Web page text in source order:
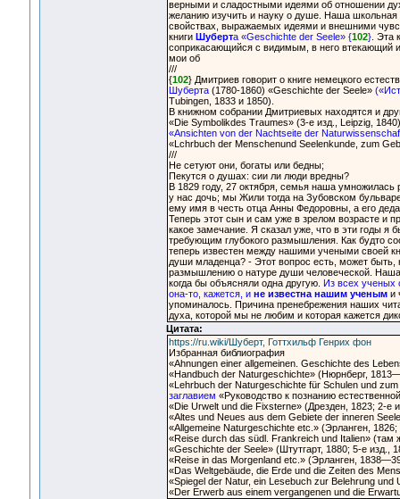
верными и сладостными идеями об отношении
желанию изучить и науку о душе. Наша школьная
свойствах, выражаемых идеями и внешними
книги Шуберта «Geschichte der Seele» {102}. Эта
соприкасающийся с видимым, в него втекающий
мои об
///
{102} Дмитриев говорит о книге немецкого
Шуберта(1780-1860) «Geschichte der Seele»
Tubingen, 1833 и 1850).
В книжном собрании Дмитриевых находятся и
«Die Symbolikdes Traumes» (3-е изд., Leipzig,
«Ansichten von der Nachtseite der
«Lchrbuch der Menschenund Seelenkunde, zum
///
Не сетуют они, богаты или бедны;
Пекутся о душах: сии ли люди вредны?
В 1829 году, 27 октября, семья наша
у нас дочь; мы Жили тогда на Зубовском
ему имя в честь отца Анны Федоровны, а его
Теперь этот сын и сам уже в зрелом возрасте и
какое замечание. Я сказал уже, что в эти годы
требующим глубокого размышления. Как будто
теперь известен между нашими учеными своей
души младенца? - Этот вопрос есть, может быть,
размышлению о натуре души человеческой. Наша
когда бы объясняли одна другую.
Из всех ученых
она-то, кажется, и не известна нашим учеными
упоминалось. Причина пренебрежения наших
духа, которой мы не любим и которая кажется
Цитата:
https://ru.wiki/Шуберт, Готтхильф Генрих фон
Избранная библиография
«Ahnungen einer allgemeinen. Geschichte des
«Handbuch der Naturgeschichte» (Нюрнберг,
«Lehrbuch der Naturgeschichte für Schulen und
заглавием «Руководство к познанию
«Die Urwelt und die Fixsterne» (Дрезден, 1823; 2-е
«Altes und Neues aus dem Gebiete der inneren
«Allgemeine Naturgeschichte etc.» (Эрланген, 1826;
«Reise durch das südl. Frankreich und Italien» (там
«Geschichte der Seele» (Штутгарт, 1880; 5-е изд.,
«Reise in das Morgenland etc.» (Эрланген,
«Das Weltgebäude, die Erde und die Zeiten des
«Spiegel der Natur, ein Lesebuch zur Belehrung und
«Der Erwerb aus einem vergangenen und die